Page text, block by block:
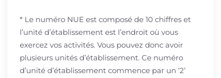
* Le numéro NUE est composé de 10 chiffres et
l’unité d’établissement est l’endroit où vous
exercez vos activités. Vous pouvez donc avoir
plusieurs unités d’établissement. Ce numéro
d’unité d’établissement commence par un ‘2’